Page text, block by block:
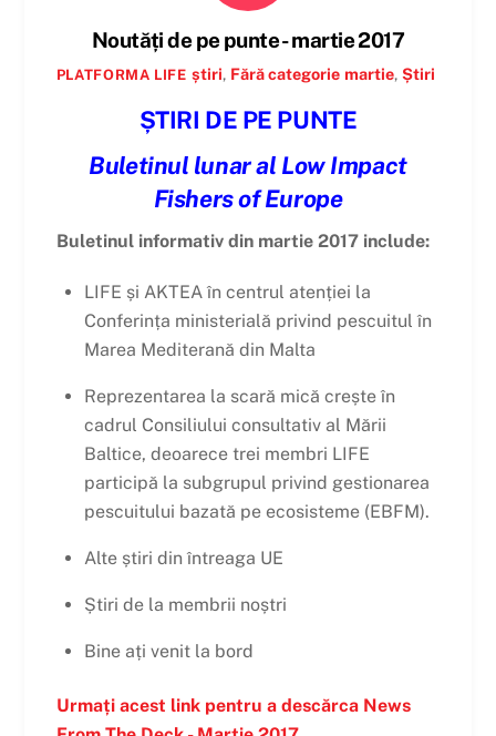
Noutăți de pe punte - martie 2017
PLATFORMA LIFE știri, Fără categorie martie, Știri
ȘTIRI DE PE PUNTE
Buletinul lunar al Low Impact
Fishers of Europe
Buletinul informativ din martie 2017 include:
LIFE și AKTEA în centrul atenției la
Conferința ministerială privind pescuitul în
Marea Mediterană din Malta
Reprezentarea la scară mică crește în
cadrul Consiliului consultativ al Mării
Baltice, deoarece trei membri LIFE
participă la subgrupul privind gestionarea
pescuitului bazată pe ecosisteme (EBFM).
Alte știri din întreaga UE
Știri de la membrii noștri
Bine ați venit la bord
Urmați acest link pentru a descărca News